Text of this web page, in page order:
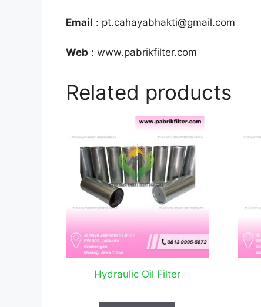
Email : pt.cahayabhakti@gmail.com
Web : www.pabrikfilter.com
Related products
Hydraulic Oil Filter